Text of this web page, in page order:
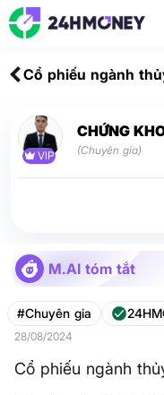
Cổ phiếu ngành
VIP
CHỨNG
(Chuyên gia)
M.AI tóm tắt
#Chuyên gia
28/08/2024
Cổ phiếu ngành